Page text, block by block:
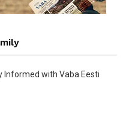
Informed with Vaba Eesti